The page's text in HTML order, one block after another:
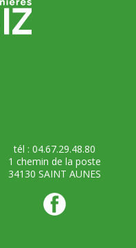
tél : 04.67.29.48.80
1 chemin de la poste
34130 SAINT AUNES